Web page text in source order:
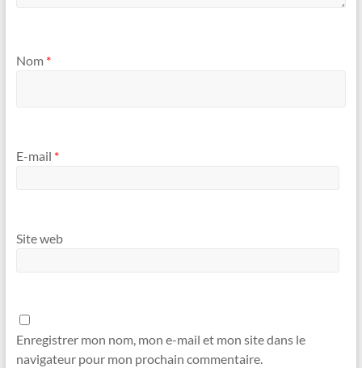
Nom *
E-mail *
Site web
Enregistrer mon nom, mon e-mail et mon site dans le
navigateur pour mon prochain commentaire.